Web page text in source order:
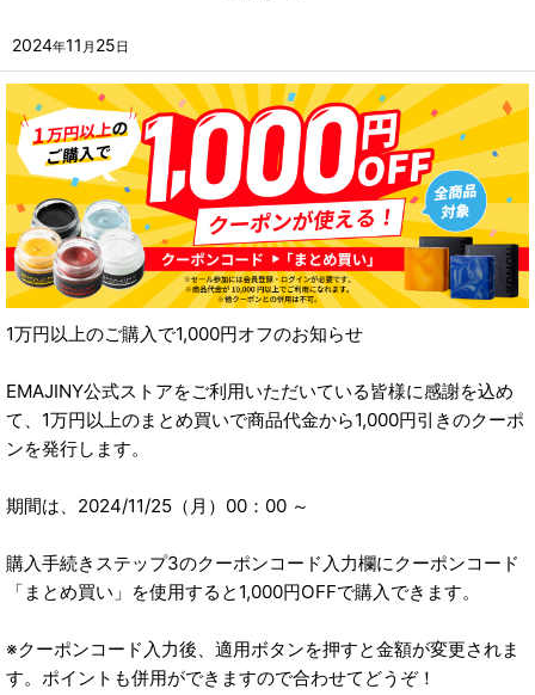
2024年11 月 25 日
1万円以上のご購入で1,000円オフのお知らせ
EMAJINY公式ストアをご利用いただいている皆様に感謝を込め
て、1万円以上のまとめ買いで商品代金から1,000円引きのクーポ
ンを発行します。
期間は、2024/11/25（月）00：00 ～
購入手続きステップ3のクーポンコード入力欄にクーポンコード
「まとめ買い」を使用すると1,000円OFFで購入できます。
※クーポンコード入力後、適用ボタンを押すと金額が変更されま
す。ポイントも併用ができますので合わせてどうぞ！